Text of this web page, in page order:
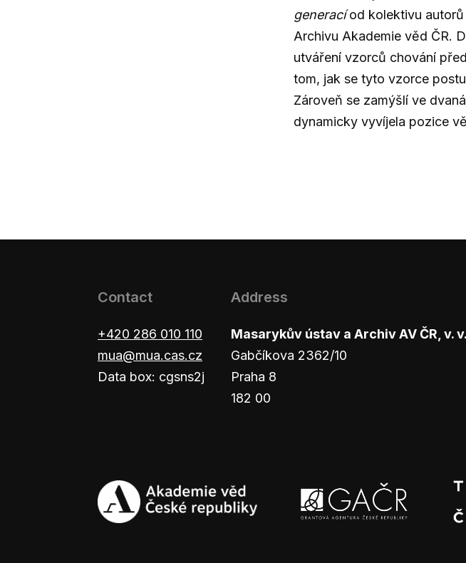
generacíod kolektivu
Archivu Akademie věd ČR.
utváření vzorců chování
tom, jak se tyto vzorce
Zároveň se zamýšlí ve
dynamicky vyvíjela pozice
Contact
+420 286 010 110
mua@mua.cas.cz
Data box: cgsns2j
Address
Masarykův ústav a Archiv AV ČR, v.
Gabčíkova 2362/10
Praha 8
182 00